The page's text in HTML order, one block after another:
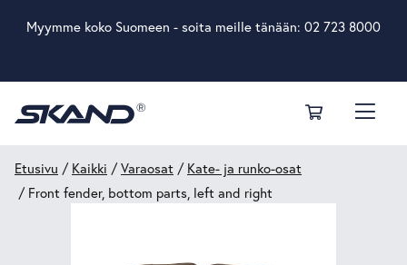
Myymme koko Suomeen - soita meille tänään: 02 723 8000
Etusivu / Kaikki /Varaosat / Kate- ja runko-osat
/ Front fender, bottom parts, left and right